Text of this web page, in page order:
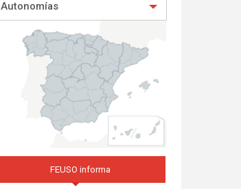
Autonomías
FEUSO informa